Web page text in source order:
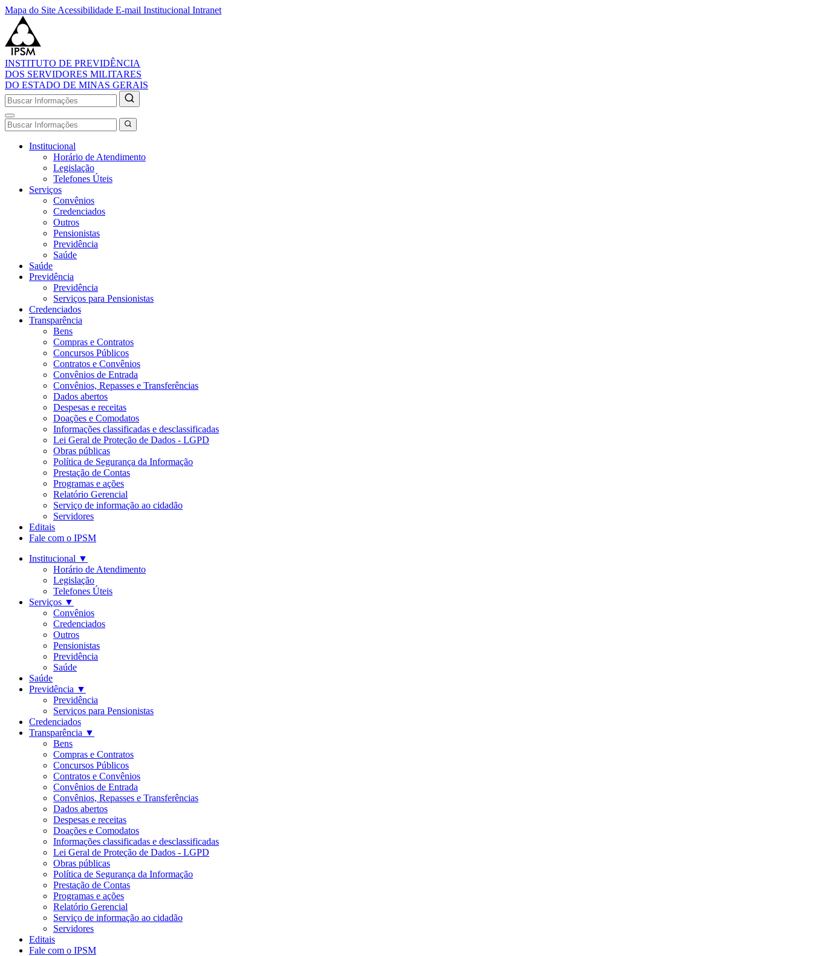
Mapa do Site Acessibilidade E-mail Institucional Intranet
INSTITUTO DE PREVIDÊNCIA
DOS SERVIDORES MILITARES
DO ESTADO DE MINAS GERAIS
Institucional
Horário de Atendimento
Legislação
Telefones Úteis
Serviços
Convênios
Credenciados
Outros
Pensionistas
Previdência
Saúde
Saúde
Previdência
Previdência
Serviços para Pensionistas
Credenciados
Transparência
Bens
Compras e Contratos
Concursos Públicos
Contratos e Convênios
Convênios de Entrada
Convênios, Repasses e Transferências
Dados abertos
Despesas e receitas
Doações e Comodatos
Informações classificadas e desclassificadas
Lei Geral de Proteção de Dados - LGPD
Obras públicas
Política de Segurança da Informação
Prestação de Contas
Programas e ações
Relatório Gerencial
Serviço de informação ao cidadão
Servidores
Editais
Fale com o IPSM
Institucional ▼
Horário de Atendimento
Legislação
Telefones Úteis
Serviços ▼
Convênios
Credenciados
Outros
Pensionistas
Previdência
Saúde
Saúde
Previdência ▼
Previdência
Serviços para Pensionistas
Credenciados
Transparência ▼
Bens
Compras e Contratos
Concursos Públicos
Contratos e Convênios
Convênios de Entrada
Convênios, Repasses e Transferências
Dados abertos
Despesas e receitas
Doações e Comodatos
Informações classificadas e desclassificadas
Lei Geral de Proteção de Dados - LGPD
Obras públicas
Política de Segurança da Informação
Prestação de Contas
Programas e ações
Relatório Gerencial
Serviço de informação ao cidadão
Servidores
Editais
Fale com o IPSM